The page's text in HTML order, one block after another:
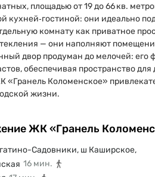
площадью от 19 до 66 кв.
кухней‑гостиной: они идеально
комнату как приватное
— они наполняют
двор продуман до мелочей:
обеспечивая пространство
«Гранель Коломенское»
жизни.
ЖК «Гранель
Садовники, ш Каширское,
16 мин.